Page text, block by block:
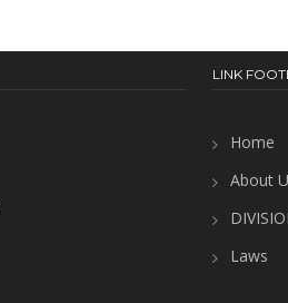
LINK
Home
About
Laws